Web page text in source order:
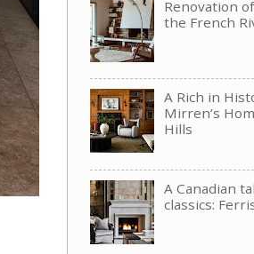
Renovation
the French
A Rich in
Mirren’s
Hills
A Canadian
classics: